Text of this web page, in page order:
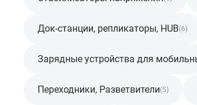
Док-станции, репликаторы, HUB(6)
Зарядные устройства для
Переходники, Разветвители(5)